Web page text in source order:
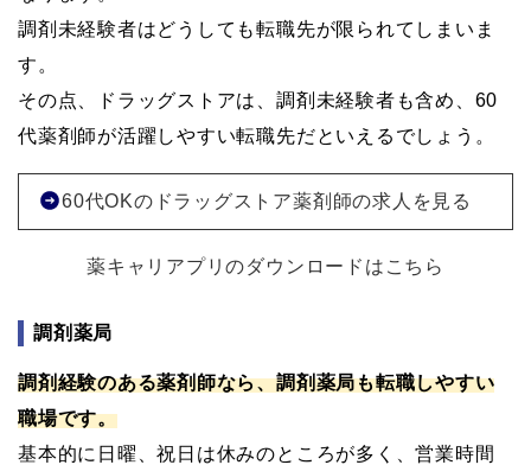
調剤未経験者はどうしても転職先が限られてしまいま
す。
その点、ドラッグストアは、調剤未経験者も含め、60
代薬剤師が活躍しやすい転職先だといえるでしょう。
60代OKのドラッグストア薬剤師の求人を見る
薬キャリアプリのダウンロードはこちら
調剤薬局
調剤経験のある薬剤師なら、調剤薬局も転職しやすい
職場です。
基本的に日曜、祝日は休みのところが多く、営業時間